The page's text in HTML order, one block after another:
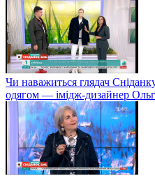
Чи наважиться глядач
одягом — імідж-дизайнер